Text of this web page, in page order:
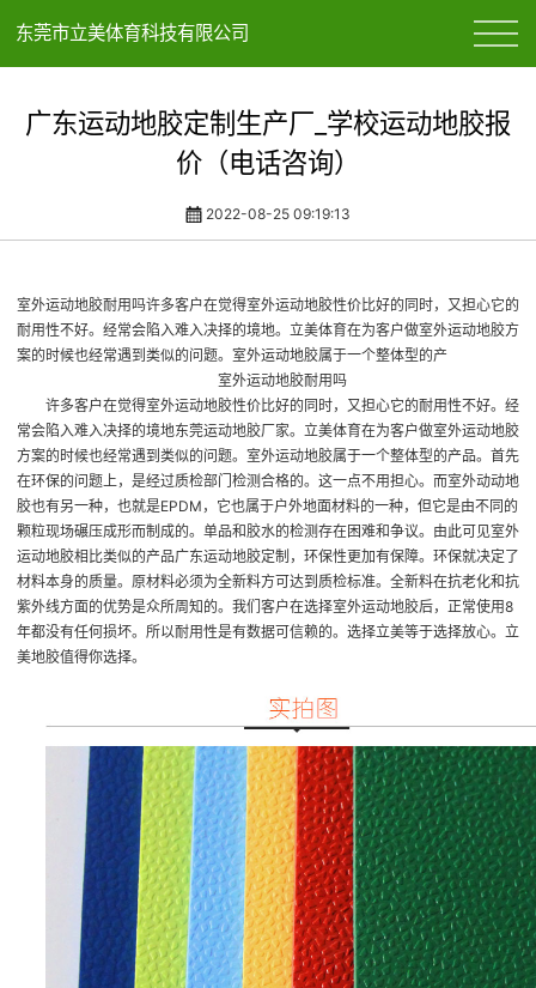
东莞市立美体育科技有限公司
广东运动地胶定制生产厂_学校运动地胶报
价（电话咨询）
2022-08-25 09:19:13
室外运动地胶耐用吗许多客户在觉得室外运动地胶性价比好的同时，又担心它的
耐用性不好。经常会陷入难入决择的境地。立美体育在为客户做室外运动地胶方
案的时候也经常遇到类似的问题。室外运动地胶属于一个整体型的产
室外运动地胶耐用吗
许多客户在觉得室外运动地胶性价比好的同时，又担心它的耐用性不好。经
常会陷入难入决择的境地东莞运动地胶厂家。立美体育在为客户做室外运动地胶
方案的时候也经常遇到类似的问题。室外运动地胶属于一个整体型的产品。首先
在环保的问题上，是经过质检部门检测合格的。这一点不用担心。而室外动动地
胶也有另一种，也就是EPDM，它也属于户外地面材料的一种，但它是由不同的
颗粒现场碾压成形而制成的。单品和胶水的检测存在困难和争议。由此可见室外
运动地胶相比类似的产品广东运动地胶定制 ，环保性更加有保障。环保就决定了
材料本身的质量。原材料必须为全新料方可达到质检标准。全新料在抗老化和抗
紫外线方面的优势是众所周知的。我们客户在选择室外运动地胶后，正常使用8
年都没有任何损坏。所以耐用性是有数据可信赖的。选择立美等于选择放心。立
美地胶值得你选择。